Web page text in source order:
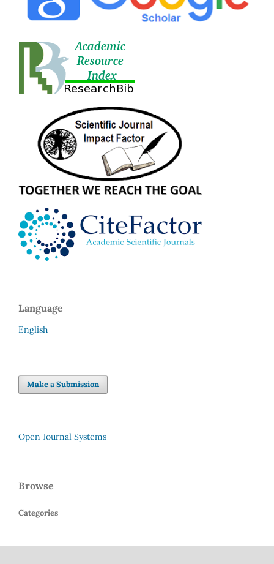
Language
English
Make a Submission
Open Journal Systems
Browse
Categories